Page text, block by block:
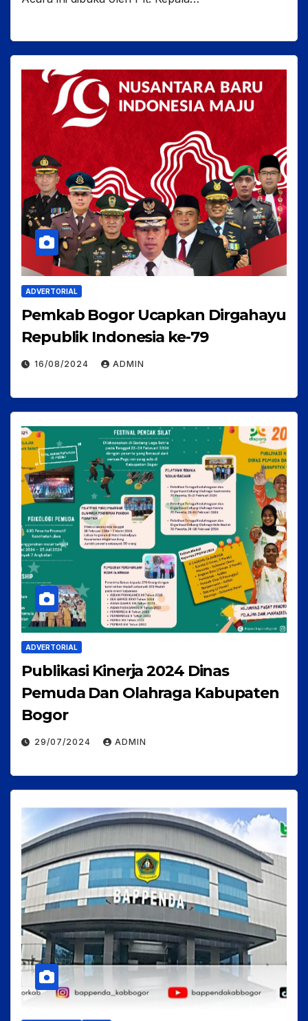
ADVERTORIAL
Pemkab Bogor Ucapkan Dirgahayu
Republik Indonesia ke-79
16/08/2024 ADMIN
ADVERTORIAL
Publikasi Kinerja 2024 Dinas
Pemuda Dan Olahraga Kabupaten
Bogor
29/07/2024 ADMIN